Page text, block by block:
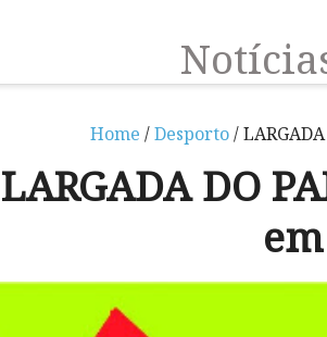
Home /Desporto/
LARGADA DO